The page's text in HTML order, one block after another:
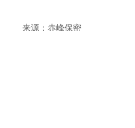
来源：赤峰保密